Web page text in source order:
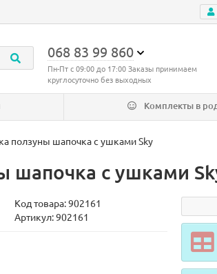
068 83 99 860
Пн-Пт с 09:00 до 17:00 Заказы принимаем
круглосуточно без выходных
Комплекты в
ползуны шапочка с ушками Sky
шапочка с ушками
Код товара:902161
Артикул: 902161